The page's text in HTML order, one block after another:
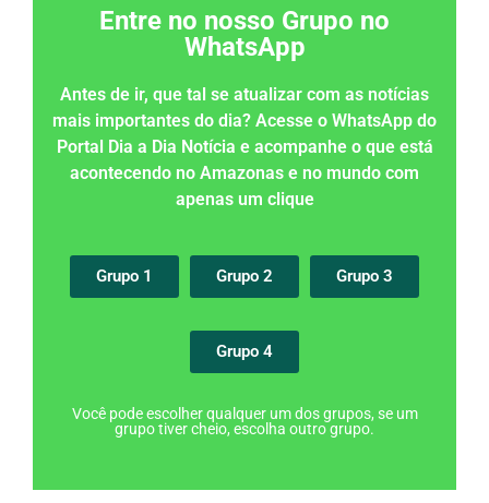
Entre no nosso Grupo no
WhatsApp
Antes de ir, que tal se atualizar com as notícias
mais importantes do dia? Acesse o WhatsApp do
Portal Dia a Dia Notícia e acompanhe o que está
acontecendo no Amazonas e no mundo com
apenas um clique
Grupo 1 Grupo 2 Grupo 3
Grupo 4
Você pode escolher qualquer um dos grupos, se um
grupo tiver cheio, escolha outro grupo.